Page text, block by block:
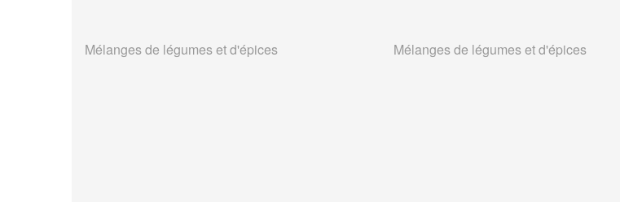
Mélanges de légumes et d'épices Mélanges de légumes et d'épices